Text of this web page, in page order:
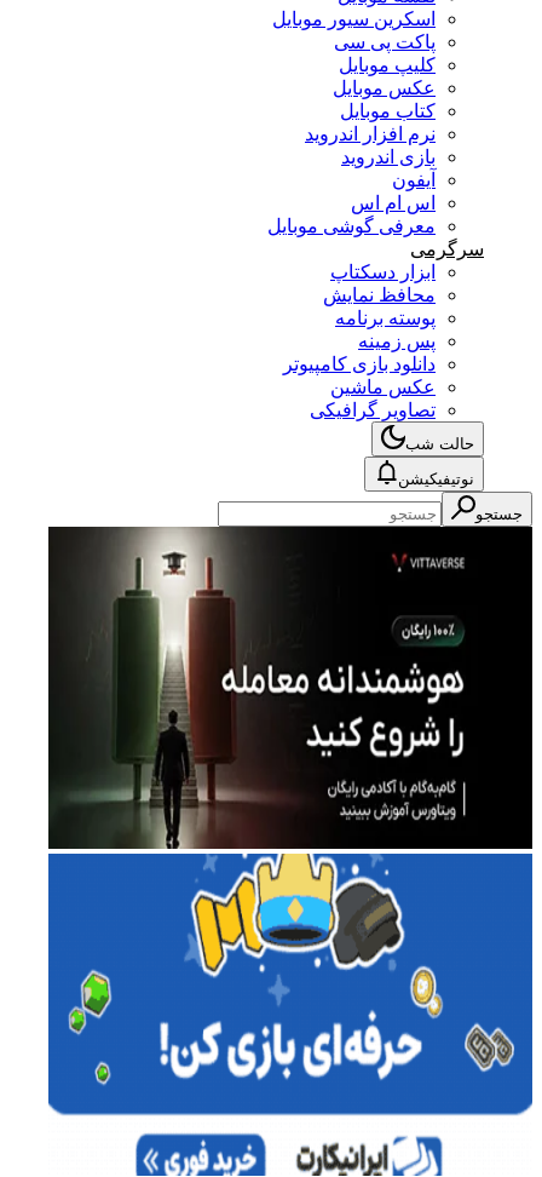
اسکرین سیور موبایل
پاکت پی سی
کلیپ موبایل
عکس موبایل
کتاب موبایل
نرم افزار اندروید
بازی اندروید
آیفون
اس ام اس
معرفی گوشی موبایل
سرگرمی
ابزار دسکتاپ
محافظ نمایش
پوسته برنامه
پس زمینه
دانلود بازی کامپیوتر
عکس ماشین
تصاویر گرافیکی
حالت شب
نوتیفیکیشن
جستجو